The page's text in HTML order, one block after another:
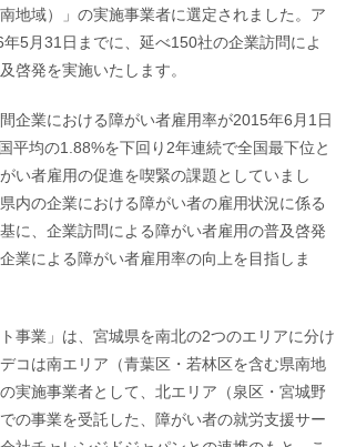
地域）」の実施事業者に選定されました。ア
5月31日までに、延べ150社の企業訪問によ
啓発を実施いたします。
企業における障がい者雇用率が2015年6月1日
平均の1.88%を下回り2年連続で全国最下位と
い者雇用の促進を喫緊の課題としていまし
内の企業における障がい者の雇用状況に係る
に、企業訪問による障がい者雇用の普及啓発
業による障がい者雇用率の向上を目指しま
ト事業」は、宮城県を南北の2つのエリアに分け
コは南エリア（青葉区・若林区を含む県南地
実施事業者として、北エリア（泉区・宮城野
の事業を受託した、障がい者の就労支援サー